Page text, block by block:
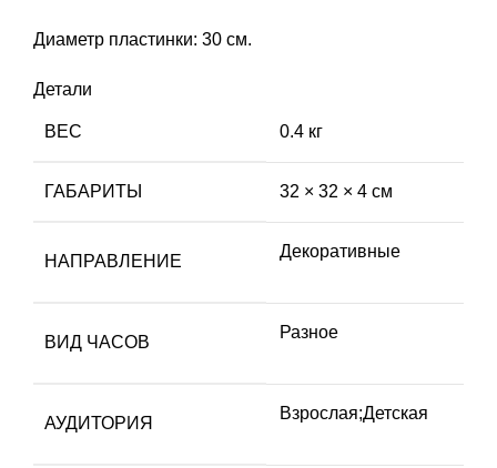
Диаметр пластинки: 30 см.
Детали
ВЕС 0.4 кг
ГАБАРИТЫ 32 × 32 × 4 см
НАПРАВЛЕНИЕ
Декоративные
ВИД ЧАСОВ
Разное
АУДИТОРИЯ
Взрослая;Детская